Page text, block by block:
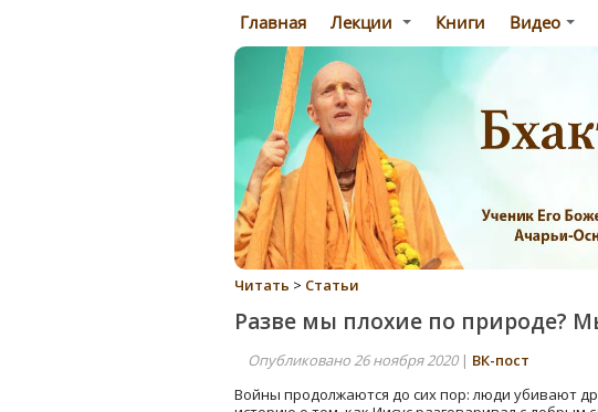
Главная Лекции Книги Видео
Читать > Статьи
Разве мы плохие по природе?
Опубликовано 26 ноября 2020| ВК-пост
Войны продолжаются до сих пор: люди убивают